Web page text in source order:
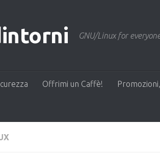
GNU/Linux for
Offrimi un Caffè!